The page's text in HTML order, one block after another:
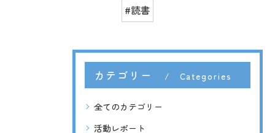
#読書
カテゴリー Categories
全てのカテゴリー
活動レポート